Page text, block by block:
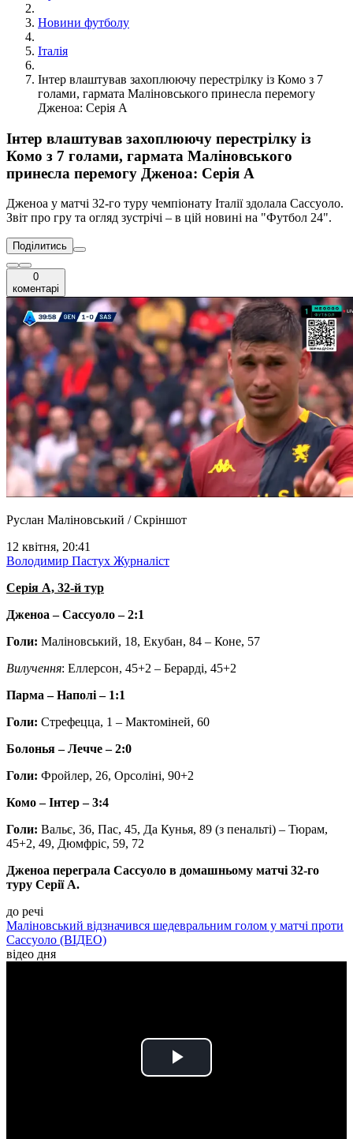
Новини футболу
Італія
Інтер влаштував захоплюючу перестрілку із Комо з 7
голами, гармата Маліновського принесла перемогу
Дженоа: Серія А
Інтер влаштував захоплюючу перестрілку із
Комо з 7 голами, гармата Маліновського
принесла перемогу Дженоа: Серія А
Дженоа у матчі 32-го туру чемпіонату Італії здолала Сассуоло.
Звіт про гру та огляд зустрічі – в цій новині на "Футбол 24".
Поділитись
0
коментарі
Руслан Маліновський / Скріншот
12 квітня, 20:41
Володимир Пастух Журналіст
Серія А, 32-й тур
Дженоа – Сассуоло – 2:1
Голи: Маліновський, 18, Екубан, 84 – Коне, 57
Вилучення: Еллерсон, 45+2 – Берарді, 45+2
Парма – Наполі – 1:1
Голи: Стрефецца, 1 – Мактоміней, 60
Болонья – Лечче – 2:0
Голи: Фройлер, 26, Орсоліні, 90+2
Комо – Інтер – 3:4
Голи: Вальє, 36, Пас, 45, Да Кунья, 89 (з пенальті) – Тюрам,
45+2, 49, Дюмфріс, 59, 72
Дженоа переграла Сассуоло в домашньому матчі 32-го
туру Серії А.
до речі
Маліновський відзначився шедевральним голом у матчі проти
Сассуоло (ВІДЕО)
відео дня
Play